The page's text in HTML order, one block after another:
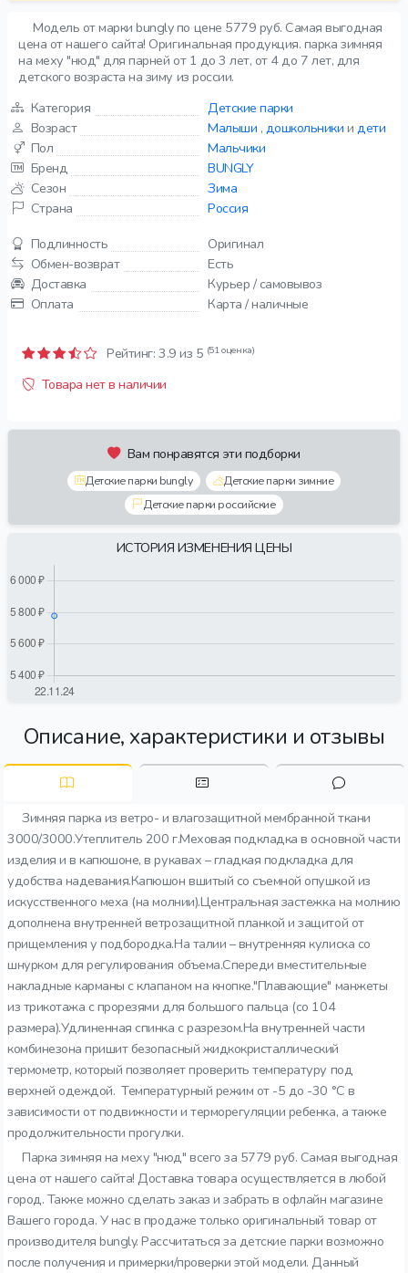
Модель от марки bungly по цене 5779 руб. Самая выгодная
цена от нашего сайта! Оригинальная продукция. парка зимняя
на меху "нюд" для парней от 1 до 3 лет, от 4 до 7 лет, для
детского возраста на зиму из россии.
Категория
Детские парки
Возраст
Малыши , дошкольники и дети
Пол
Мальчики
Бренд
BUNGLY
Сезон
Зима
Страна
Россия
Подлинность
Оригинал
Обмен-возврат
Есть
Доставка
Курьер / самовывоз
Оплата
Карта / наличные
Рейтинг: 3.9 из 5 (51 оценка)
Товара нет в наличии
Вам понравятся эти подборки
Детские парки bungly
Детские парки зимние
Детские парки российские
ИСТОРИЯ ИЗМЕНЕНИЯ ЦЕНЫ
Описание, характеристики и отзывы
Зимняя парка из ветро- и влагозащитной мембранной ткани
3000/3000.Утеплитель 200 г.Меховая подкладка в основной части
изделия и в капюшоне, в рукавах – гладкая подкладка для
удобства надевания.Капюшон вшитый со съемной опушкой из
искусственного меха (на молнии).Центральная застежка на молнию
дополнена внутренней ветрозащитной планкой и защитой от
прищемления у подбородка.На талии – внутренняя кулиска со
шнурком для регулирования объема.Спереди вместительные
накладные карманы с клапаном на кнопке."Плавающие" манжеты
из трикотажа с прорезями для большого пальца (со 104
размера).Удлиненная спинка с разрезом.На внутренней части
комбинезона пришит безопасный жидкокристаллический
термометр, который позволяет проверить температуру под
верхней одеждой. Температурный режим от -5 до -30 °C в
зависимости от подвижности и терморегуляции ребенка, а также
продолжительности прогулки.
Парка зимняя на меху "нюд" всего за 5779 руб. Самая выгодная
цена от нашего сайта! Доставка товара осуществляется в любой
город. Также можно сделать заказ и забрать в офлайн магазине
Вашего города. У нас в продаже только оригинальный товар от
производителя bungly. Рассчитаться за детские парки возможно
после получения и примерки/проверки этой модели. Данный